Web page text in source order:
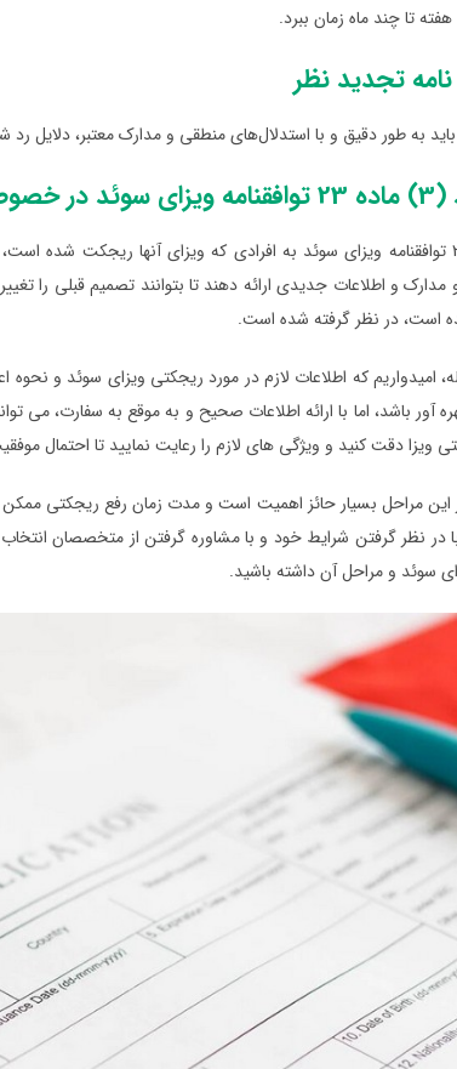
تا چند ماه زمان ببرد.
تجدید نظر
به طور دقیق و با استدلال‌های منطقی و مدارک معتبر، دلایل رد
شدند
بند (3) ماده 23 توافقنامه ویزای سوئد به افرادی که ویزای آنها
و اطلاعات جدیدی ارائه دهند تا بتوانند تصمیم قبلی را
است، در نظر گرفته شده است.
امیدواریم که اطلاعات لازم در مورد ریجکتی ویزای سوئد و
آور باشد، اما با ارائه اطلاعات صحیح و به موقع به سفارت،
ویزا دقت کنید و ویژگی های لازم را رعایت نمایید تا احتمال
این مراحل بسیار حائز اهمیت است و مدت زمان رفع ریجکتی
در نظر گرفتن شرایط خود و با مشاوره گرفتن از متخصصان
سوئد و مراحل آن داشته باشید.